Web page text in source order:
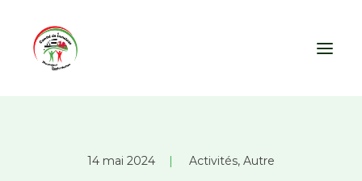
14 mai 2024 | Activités, Autre